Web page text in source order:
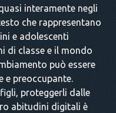
interamente negli
che rappresentano
e adolescenti
di classe e il mondo
può essere
e preoccupante.
proteggerli dalle
abitudini digitali è